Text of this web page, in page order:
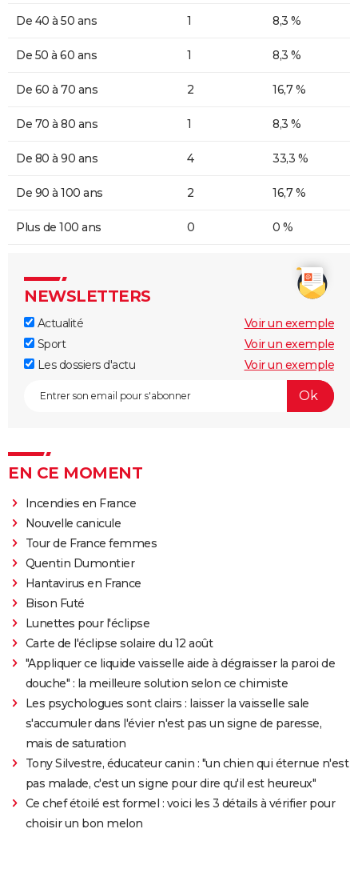
De 40 à 50 ans 1 8,3 %
De 50 à 60 ans 1 8,3 %
De 60 à 70 ans 2 16,7 %
De 70 à 80 ans 1 8,3 %
De 80 à 90 ans 4 33,3 %
De 90 à 100 ans 2 16,7 %
Plus de 100 ans 0 0 %
NEWSLETTERS
Actualité
Voir un exemple
Sport
Voir un exemple
Les dossiers d'actu
Voir un exemple
EN CE MOMENT
Incendies en France
Nouvelle canicule
Tour de France femmes
Quentin Dumontier
Hantavirus en France
Bison Futé
Lunettes pour l'éclipse
Carte de l'éclipse solaire du 12 août
"Appliquer ce liquide vaisselle aide à dégraisser la paroi de
douche" : la meilleure solution selon ce chimiste
Les psychologues sont clairs : laisser la vaisselle sale
s'accumuler dans l'évier n'est pas un signe de paresse,
mais de saturation
Tony Silvestre, éducateur canin : "un chien qui éternue n'est
pas malade, c'est un signe pour dire qu'il est heureux"
Ce chef étoilé est formel : voici les 3 détails à vérifier pour
choisir un bon melon